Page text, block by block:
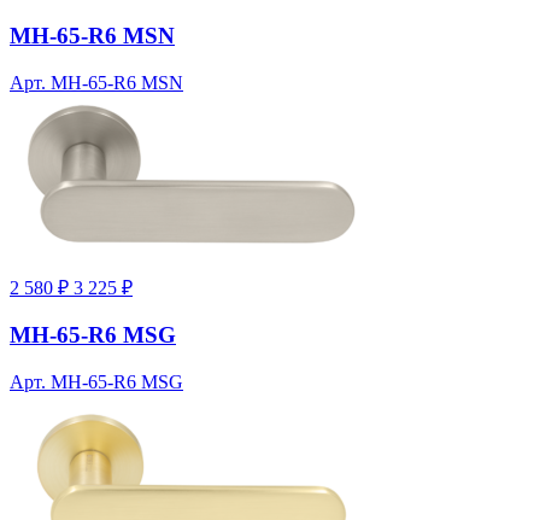
MH-65-R6 MSN
Арт. MH-65-R6 MSN
2 580 ₽ 3 225 ₽
MH-65-R6 MSG
Арт. MH-65-R6 MSG